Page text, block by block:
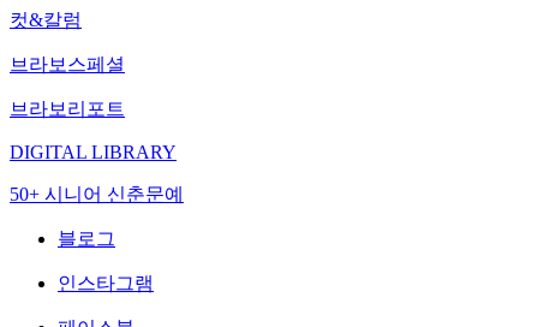
컷&칼럼
브라보스페셜
브라보리포트
DIGITAL LIBRARY
50+ 시니어 신춘문예
블로그
인스타그램